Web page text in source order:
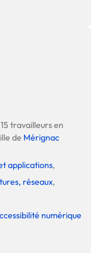
travailleurs en
de Mérignac
applications,
réseaux,
numérique